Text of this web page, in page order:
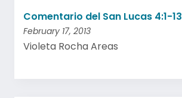
Comentario del San Lucas 4:1-13
February 17, 2013
Violeta Rocha Areas